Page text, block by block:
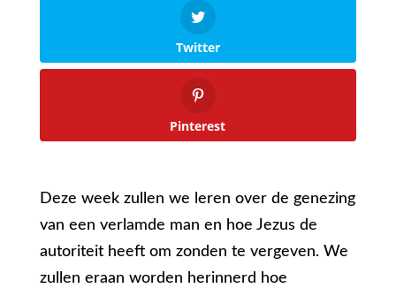
Twitter
Pinterest
Deze week zullen we leren over de genezing
van een verlamde man en hoe Jezus de
autoriteit heeft om zonden te vergeven. We
zullen eraan worden herinnerd hoe